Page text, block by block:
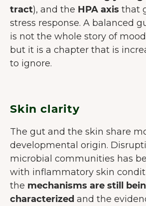
tract), and the HPA axis that
stress response. A balanced
is not the whole story of
but it is a chapter that is
to ignore.
Skin clarity
The gut and the skin share
developmental origin.
microbial communities has
with inflammatory skin
the mechanisms are still
characterized and the